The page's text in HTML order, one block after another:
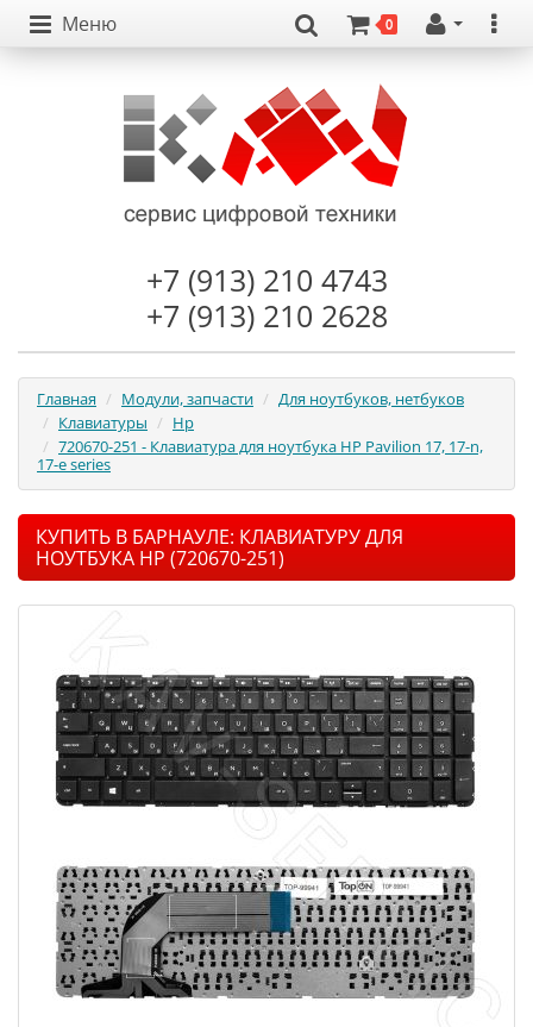
Меню 0
+7 (913) 210 4743
+7 (913) 210 2628
Главная Модули, запчасти
Для ноутбуков, нетбуков
Клавиатуры
Hp
720670-251 - Клавиатура для ноутбука HP Pavilion 17, 17-n,
17-e series
КУПИТЬ В БАРНАУЛЕ: КЛАВИАТУРУ ДЛЯ
НОУТБУКА HP (720670-251)